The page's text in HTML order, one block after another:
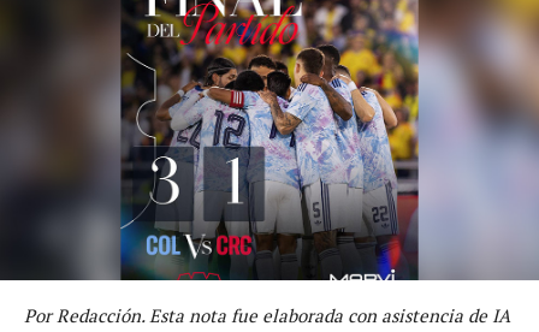
Por Redacción. Esta nota fue elaborada con asistencia de IA